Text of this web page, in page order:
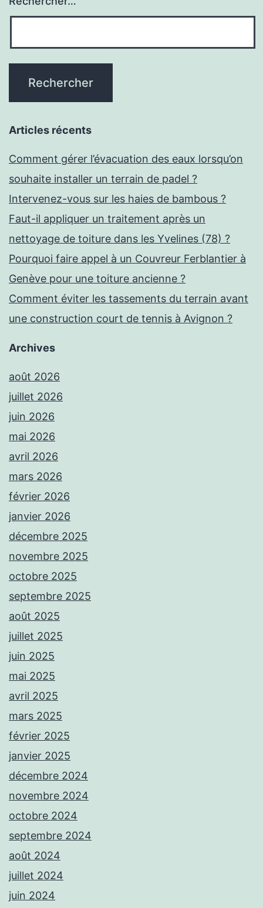
?
Articles récents
Comment gérer l’évacuation des eaux lorsqu’on
souhaite installer un terrain de padel ?
Intervenez-vous sur les haies de bambous ?
Faut-il appliquer un traitement après un
nettoyage de toiture dans les Yvelines (78) ?
Pourquoi faire appel à un Couvreur Ferblantier à
Genève pour une toiture ancienne ?
Comment éviter les tassements du terrain avant
une construction court de tennis à Avignon ?
Archives
août 2026
juillet 2026
juin 2026
mai 2026
avril 2026
mars 2026
février 2026
janvier 2026
décembre 2025
novembre 2025
octobre 2025
septembre 2025
août 2025
juillet 2025
juin 2025
mai 2025
avril 2025
mars 2025
février 2025
janvier 2025
décembre 2024
novembre 2024
octobre 2024
septembre 2024
août 2024
juillet 2024
juin 2024